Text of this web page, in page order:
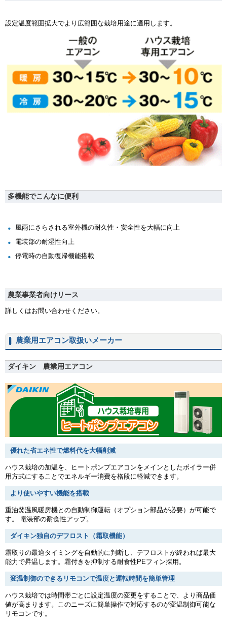
設定温度範囲拡大でより広範囲な栽培用途に適用します。
多機能でこんなに便利
風雨にさらされる室外機の耐久性・安全性を大幅に向上
電装部の耐湿性向上
停電時の自動復帰機能搭載
農業事業者向けリース
詳しくはお問い合わせください。
農業用エアコン取扱いメーカー
ダイキン 農業用エアコン
優れた省エネ性で燃料代を大幅削減
ハウス栽培の加温を、ヒートポンプエアコンをメインとしたボイラー併
用方式にすることでエネルギー消費を格段に軽減できます。
より使いやすい機能を搭載
重油焚温風暖房機との自動制御運転（オプション部品が必要）が可能で
す。 電装部の耐食性アップ。
ダイキン独自のデフロスト（霜取機能）
霜取りの最適タイミングを自動的に判断し、デフロストが終われば最大
能力で昇温します。霜付きを抑制する耐食性PEフィン採用。
変温制御のできるリモコンで温度と運転時間を簡単管理
ハウス栽培では時間帯ごとに設定温度の変更をすることで、より商品価
値が高まります。このニーズに簡単操作で対応するのが変温制御可能な
リモコンです。